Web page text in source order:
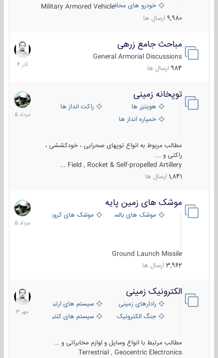
خودرو های محافظت شدهMilitary Armored Vehicle
9,980 ارسال ها
مباحث جامع زرهی
General Armorial Discussions
984 ارسال ها
7
آذر
1404
توپخانه زمینی
هویتزر ها
راکت انداز ها
خمپاره انداز ها
مطالب مربوط به انواع توپهای صحرایی ، خودکششی ،
راکتی و ...
Field , Rocket & Self-propelled Artillery ...
1,841 ارسال ها
9
مرداد
1405
موشک های زمین پایه
موشک های بالستیک موشک های کروز
Ground Launch Missile
3,962 ارسال ها
2
مرداد
1405
الکترونیک زمینی
رادارهای زمینی
سیستم های ارتباطی و جمع آوری
جنگ الکترونیک
سیستم های کنترل آتش و تجهیزات
مطالب مرتبط با انواع وسایل و لوازم مخابراتی و ...
Terrestrial , Geocentric Electronics
1
مهر
1403